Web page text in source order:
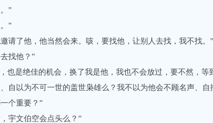
”
”
了他，他当然会来。咳，要找他，让别人去找，我不找。”
找他？”
是绝佳的机会，换了我是他，我也不会放过，要不然，等
以为不可一世的盖世枭雄么？我不以为他会不顾名声、
个重要？”
宇文伯空会点头么？”